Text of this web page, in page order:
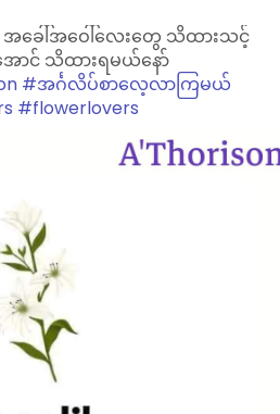
စုံ အခေါ်အဝေါ်လေးတွေ သိထားသင့်
ာင် သိထားရမယ်နော်
#အင်္ဂလိပ်စာလေ့လာကြမယ်
#flowerlovers